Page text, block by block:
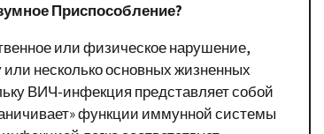
Приспособление?
или физическое нарушение,
несколько основных жизненных
ВИЧ-инфекция представляет собой
функции иммунной системы